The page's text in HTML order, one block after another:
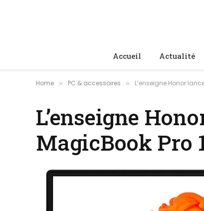
Accueil Actualité
Home » PC & accessoires » L’enseigne Honor
L’enseigne
MagicBook Pro